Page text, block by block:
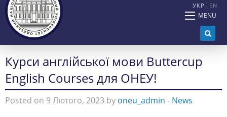
УКР EN
MENU
Курси англійської мови Buttercup
English Courses для ОНЕУ!
Posted on 9 Лютого, 2023 by oneu_admin - News